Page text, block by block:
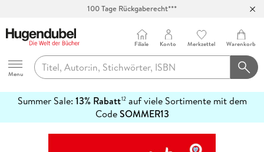
100 Tage Rückgaberecht***
Hugendubel
Menu
Filiale Konto Merkzettel Warenkorb
Summer Sale: 13% Rabatt12auf viele Sortimente mit dem
CodeSOMMER13
erfahren